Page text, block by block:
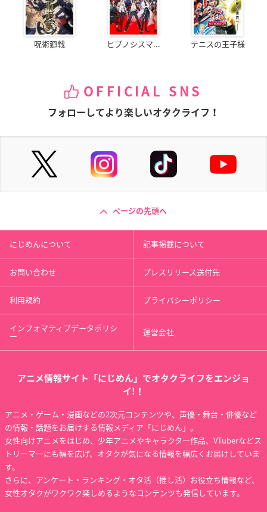
呪術廻戦 ヒプノシスマ... テニスの王子様
OFFICIAL SNS
フォローしてより楽しいオタクライフ！
ページの先頭へ
にじめんについて 記事掲載について
お問い合わせ プレスリリース送付先
利用規約 プライバシーポリシー
インフォマティブデータポリシ
ー 運営会社
アニメ情報サイト「にじめん」でオタクライフをエンジョ
イ!！
アニメ・ゲーム・漫画などの2次元コンテンツや、声優・舞台・俳優など
の情報・話題をお届けする情報メディア「にじめん」。
女性向けアニメをはじめ、少年アニメやキャラクター作品、VTuberなどス
トリーマーにも幅を広げ、オタクが気になる情報を幅広くお届けしていま
す。
さらに、アンケート・ランキング・オタ活（推し活）お役立ち情報など、
女性オタクがワクワク楽しめるようなコンテンツも発信しています。